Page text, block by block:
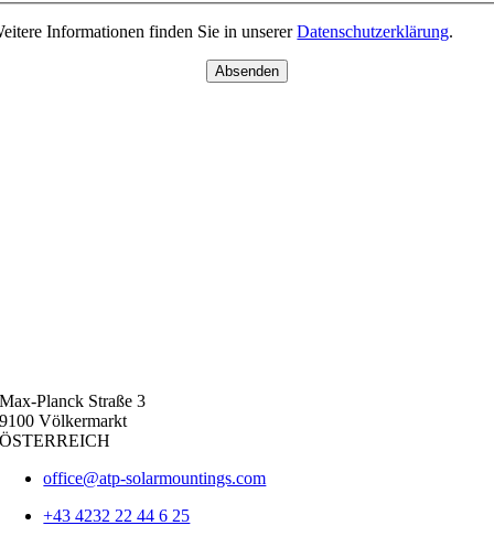
Informationen finden Sie in unsererDatenschutzerklärung.
Absenden
Max-Planck Straße 3
9100 Völkermarkt
ÖSTERREICH
office@atp-solarmountings.com
+43 4232 22 44 6 25